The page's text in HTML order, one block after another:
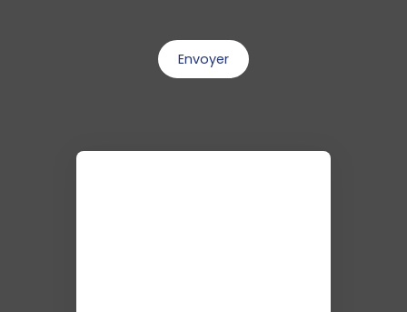
Envoyer